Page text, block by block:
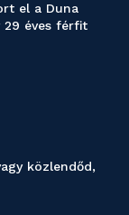
el a Duna
29 éves férfit
közlendőd,